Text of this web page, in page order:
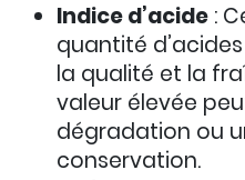
Indice d’acide :
quantité
la qualité et la
valeur élevée
dégradation ou
conservation.